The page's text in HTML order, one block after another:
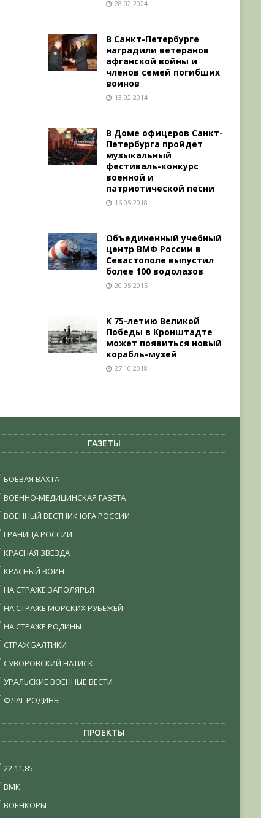
28.02.2024
В Санкт-Петербурге
наградили ветеранов
афганской войны и
членов семей погибших
воинов
13.02.2014
В Доме офицеров Санкт-
Петербурга пройдет
музыкальный
фестиваль-конкурс
военной и
патриотической песни
16.05.2018
Объединенный учебный
центр ВМФ России в
Севастополе выпустил
более 100 водолазов
20.05.2015
К 75-летию Великой
Победы в Кронштадте
может появиться новый
корабль-музей
27.10.2018
ГАЗЕТЫ
БОЕВАЯ ВАХТА
ВОЕННО-МЕДИЦИНСКАЯ ГАЗЕТА
ВОЕННЫЙ ВЕСТНИК ЮГА РОССИИ
ГРАНИЦА РОССИИ
КРАСНАЯ ЗВЕЗДА
КРАСНЫЙ ВОИН
НА СТРАЖЕ ЗАПОЛЯРЬЯ
НА СТРАЖЕ МОРСКИХ РУБЕЖЕЙ
НА СТРАЖЕ РОДИНЫ
СТРАЖ БАЛТИКИ
СУВОРОВСКИЙ НАТИСК
УРАЛЬСКИЕ ВОЕННЫЕ ВЕСТИ
ФЛАГ РОДИНЫ
ПРОЕКТЫ
22.11.85.
ВМК
ВОЕНКОРЫ